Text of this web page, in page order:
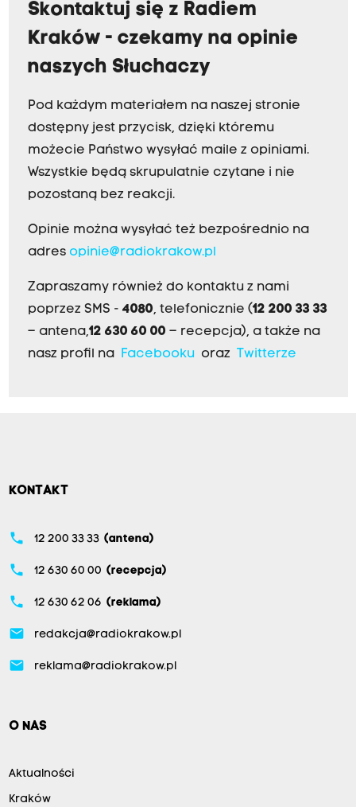
Skontaktuj się z Radiem
Kraków - czekamy na opinie
naszych Słuchaczy
Pod każdym materiałem na naszej stronie
dostępny jest przycisk, dzięki któremu
możecie Państwo wysyłać maile z opiniami.
Wszystkie będą skrupulatnie czytane i nie
pozostaną bez reakcji.
Opinie można wysyłać też bezpośrednio na
adres opinie@radiokrakow.pl
Zapraszamy również do kontaktu z nami
poprzez SMS - 4080, telefonicznie (12 200 33 33
– antena,12 630 60 00 – recepcja), a także na
nasz profil na Facebookuoraz Twitterze
KONTAKT
phone 12 200 33 33 (antena)
phone 12 630 60 00 (recepcja)
phone 12 630 62 06 (reklama)
email redakcja@radiokrakow.pl
email reklama@radiokrakow.pl
O NAS
Aktualności
Kraków